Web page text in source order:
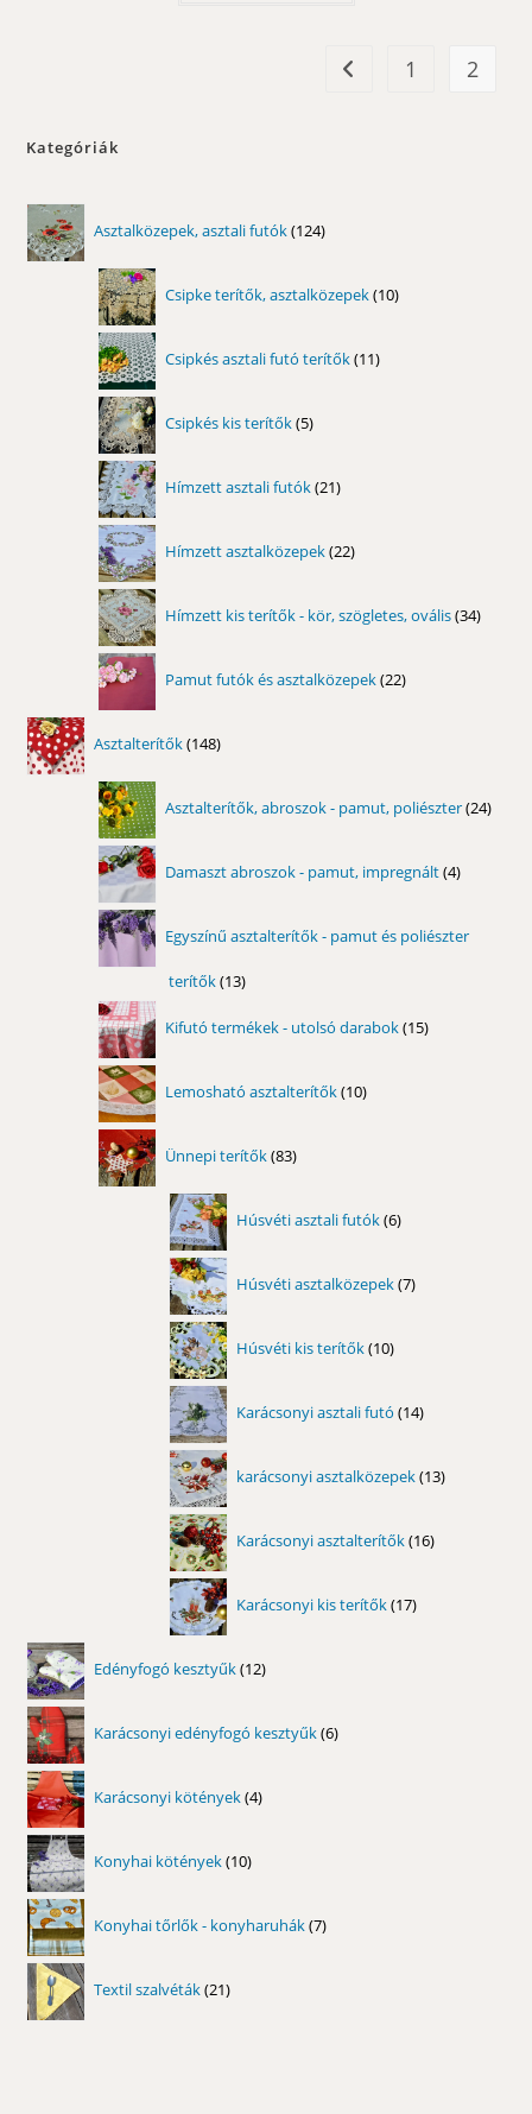
1 2
Kategóriák
Asztalközepek, asztali futók 124
termék
Csipke terítők, asztalközepek 10
termék
Csipkés asztali futó terítők 11
termék
Csipkés kis terítők 5
termék
Hímzett asztali futók 21
termék
Hímzett asztalközepek 22
termék
Hímzett kis terítők - kör, szögletes, ovális 34
termék
Pamut futók és asztalközepek 22
termék
Asztalterítők 148
termék
Asztalterítők, abroszok - pamut, poliészter 24
Damaszt abroszok - pamut, impregnált 4
termék
Egyszínű asztalterítők - pamut és poliészter
terítők 1313
Kifutó termékek - utolsó darabok 15
termék
Lemosható asztalterítők 10
termék
Ünnepi terítők 83
termék
Húsvéti asztali futók 6
termék
Húsvéti asztalközepek 7
termék
Húsvéti kis terítők 10
termék
Karácsonyi asztali futó 14
termék
karácsonyi asztalközepek 13
termék
Karácsonyi asztalterítők 16
termék
Karácsonyi kis terítők 17
termék
Edényfogó kesztyűk 12
termék
Karácsonyi edényfogó kesztyűk 6
termék
Karácsonyi kötények 4
termék
Konyhai kötények 10
termék
Konyhai tőrlők - konyharuhák 7
termék
Textil szalvéták 21
termék